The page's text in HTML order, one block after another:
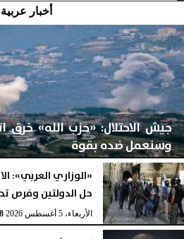
أخبار عربية
جيش الاحتلال: «حزب الله» خرق
وسنعمل ضده بقوة
الأربعاء، 5 أغسطس 2026 06:17 مـ
«الوزاري العربي»:
حل الدولتين وفرص
الأربعاء، 5 أغسطس 2026